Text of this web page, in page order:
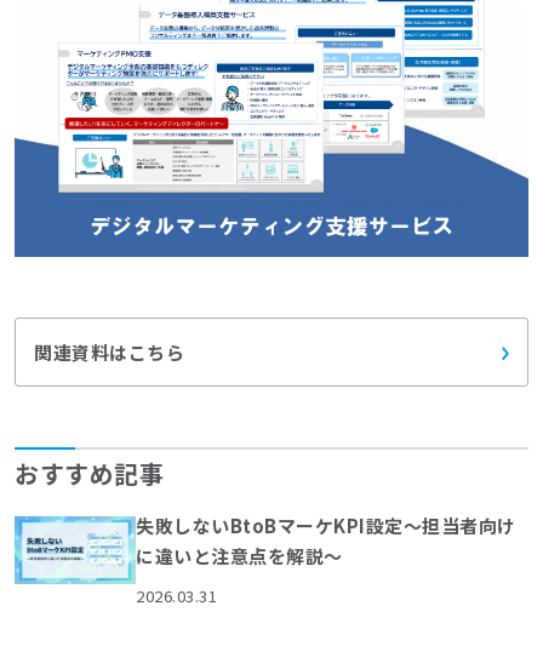
関連資料はこちら
おすすめ記事
失敗しないBtoBマーケKPI設定～担当者向け
に違いと注意点を解説～
2026.03.31